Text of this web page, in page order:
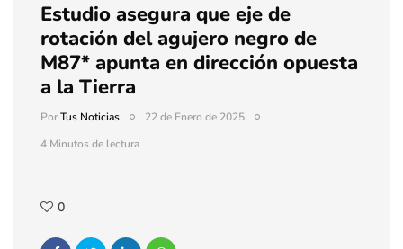
Estudio asegura que eje de
rotación del agujero negro de
M87* apunta en dirección opuesta
a la Tierra
PorTus Noticias
22 de Enero de 2025
4 Minutos de lectura
0